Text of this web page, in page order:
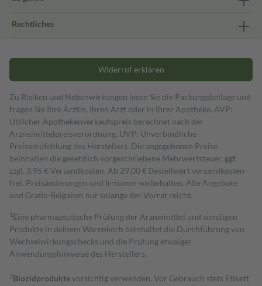
Rechtliches
Widerruf erklären
Zu Risiken und Nebenwirkungen lesen Sie die Packungsbeilage und
fragen Sie Ihre Ärztin, Ihren Arzt oder in Ihrer Apotheke. AVP:
Üblicher Apothekenverkaufspreis berechnet nach der
Arzneimittelpreisverordnung. UVP: Unverbindliche
Preisempfehlung des Herstellers. Die angegebenen Preise
beinhalten die gesetzlich vorgeschriebene Mehrwertsteuer, ggf.
zzgl. 3,95 € Versandkosten. Ab 29,00 € Bestell­wert versand­kosten­
frei. Preisänderungen und Irrtümer vorbehalten. Alle Angebote
und Gratis-Beigaben nur solange der Vorrat reicht.
1 Eine pharmazeutische Prüfung der Arzneimittel und sonstigen
Produkte in deinem Warenkorb beinhaltet die Durchführung von
Wechselwirkungschecks und die Prüfung etwaiger
Anwendungshinweise des Herstellers.
2Biozidproduktevorsichtig verwenden. Vor Gebrauch stets Etikett